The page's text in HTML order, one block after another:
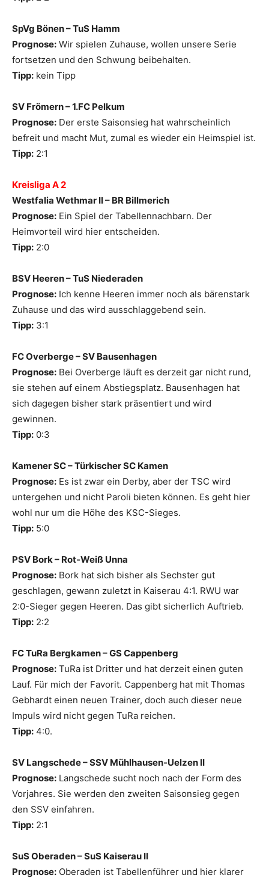
SpVg Bönen – TuS Hamm
Prognose: Wir spielen Zuhause, wollen unsere Serie
fortsetzen und den Schwung beibehalten.
Tipp: kein Tipp
SV Frömern – 1.FC Pelkum
Prognose: Der erste Saisonsieg hat wahrscheinlich
befreit und macht Mut, zumal es wieder ein Heimspiel ist.
Tipp: 2:1
Kreisliga A 2
Westfalia Wethmar II – BR Billmerich
Prognose: Ein Spiel der Tabellennachbarn. Der
Heimvorteil wird hier entscheiden.
Tipp: 2:0
BSV Heeren – TuS Niederaden
Prognose: Ich kenne Heeren immer noch als bärenstark
Zuhause und das wird ausschlaggebend sein.
Tipp: 3:1
FC Overberge – SV Bausenhagen
Prognose: Bei Overberge läuft es derzeit gar nicht rund,
sie stehen auf einem Abstiegsplatz. Bausenhagen hat
sich dagegen bisher stark präsentiert und wird
gewinnen.
Tipp: 0:3
Kamener SC – Türkischer SC Kamen
Prognose: Es ist zwar ein Derby, aber der TSC wird
untergehen und nicht Paroli bieten können. Es geht hier
wohl nur um die Höhe des KSC-Sieges.
Tipp: 5:0
PSV Bork – Rot-Weiß Unna
Prognose: Bork hat sich bisher als Sechster gut
geschlagen, gewann zuletzt in Kaiserau 4:1. RWU war
2:0-Sieger gegen Heeren. Das gibt sicherlich Auftrieb.
Tipp: 2:2
FC TuRa Bergkamen – GS Cappenberg
Prognose: TuRa ist Dritter und hat derzeit einen guten
Lauf. Für mich der Favorit. Cappenberg hat mit Thomas
Gebhardt einen neuen Trainer, doch auch dieser neue
Impuls wird nicht gegen TuRa reichen.
Tipp: 4:0.
SV Langschede – SSV Mühlhausen-Uelzen II
Prognose: Langschede sucht noch nach der Form des
Vorjahres. Sie werden den zweiten Saisonsieg gegen
den SSV einfahren.
Tipp: 2:1
SuS Oberaden – SuS Kaiserau II
Prognose: Oberaden ist Tabellenführer und hier klarer